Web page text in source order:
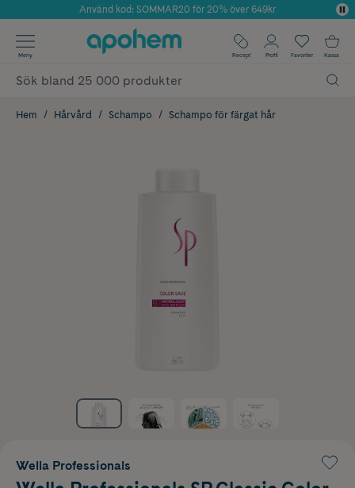
Årets Butik 2025 inom Skönhet
Använd kod: SOMMAR20 för 20% över 649kr
✓ Fri frakt
✓ Poäng på alla köp*
Meny Recept Profil Favoriter Kassa
Hem Hårvård Schampo Schampo för färgat hår
Wella Professionals